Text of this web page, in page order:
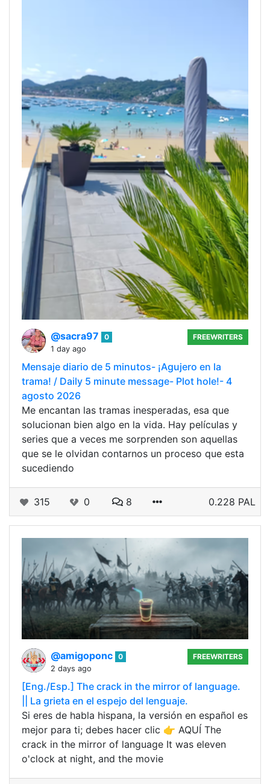
@sacra97
0
1 day ago
FREEWRITERS
Mensaje diario de 5 minutos- ¡Agujero en la
trama! / Daily 5 minute message- Plot hole!- 4
agosto 2026
Me encantan las tramas inesperadas, esa que
solucionan bien algo en la vida. Hay películas y
series que a veces me sorprenden son aquellas
que se le olvidan contarnos un proceso que esta
sucediendo
315 0 8 0.228 PAL
@amigoponc 0
2 days ago
FREEWRITERS
[Eng./Esp.] The crack in the mirror of language.
|| La grieta en el espejo del lenguaje.
Si eres de habla hispana, la versión en español es
mejor para ti; debes hacer clic 👉 AQUÍ The
crack in the mirror of language It was eleven
o'clock at night, and the movie